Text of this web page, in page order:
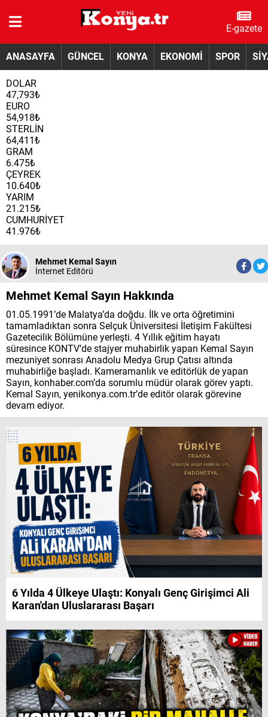
E-gazete
ANASAYFA GÜNCEL KONYA EKONOMİ SPOR
DOLAR
47,793₺
EURO
54,918₺
STERLİN
64,411₺
GRAM
6.475₺
ÇEYREK
10.640₺
YARIM
21.215₺
CUMHURİYET
41.976₺
Mehmet Kemal Sayın
İnternet Editörü
Mehmet Kemal Sayın Hakkında
01.05.1991’de Malatya’da doğdu. İlk ve orta öğretimini
tamamladıktan sonra Selçuk Üniversitesi İletişim Fakültesi
Gazetecilik Bölümüne yerleşti. 4 Yıllık eğitim hayatı
süresince KONTV’de stajyer muhabirlik yapan Kemal Sayın
mezuniyet sonrası Anadolu Medya Grup Çatısı altında
muhabirliğe başladı. Kameramanlık ve editörlük de yapan
Sayın, konhaber.com’da sorumlu müdür olarak görev yaptı.
Kemal Sayın, yenikonya.com.tr’de editör olarak görevine
devam ediyor.
6 Yılda 4 Ülkeye Ulaştı: Konyalı Genç Girişimci Ali
Karan'dan Uluslararası Başarı